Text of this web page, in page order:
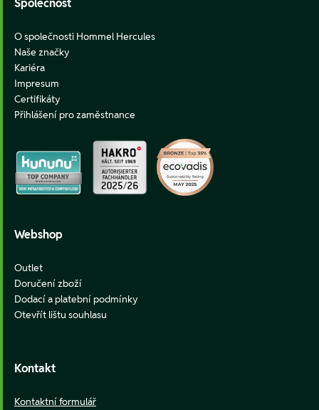
O společnosti Hommel Hercules
Naše značky
Kariéra
Impresum
Certifikáty
Přihlášení pro zaměstnance
Webshop
Outlet
Doručení zboží
Dodací a platební podmínky
Otevřít lištu souhlasu
Kontakt
Kontaktní formulář